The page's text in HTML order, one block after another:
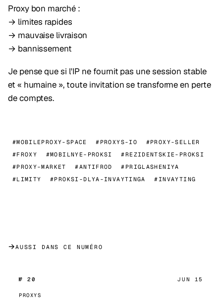
Proxy bon marché :
→ limites rapides
→ mauvaise livraison
→ bannissement
Je pense que si l'IP ne fournit pas une session stable
et « humaine », toute invitation se transforme en perte
de comptes.
#MOBILEPROXY-SPACE #PROXYS-IO
#PROXY-SELLER
#FROXY
#MOBILNYE-PROKSI
#REZIDENTSKIE-PROKSI
#PROXY-MARKET
#ANTIFROD
#PRIGLASHENIYA
#LIMITY
#PROKSI-DLYA-INVAYTINGA #INVAYTING
→AUSSI DANS CE NUMÉRO
№ 20 JUN 15
PROXYS